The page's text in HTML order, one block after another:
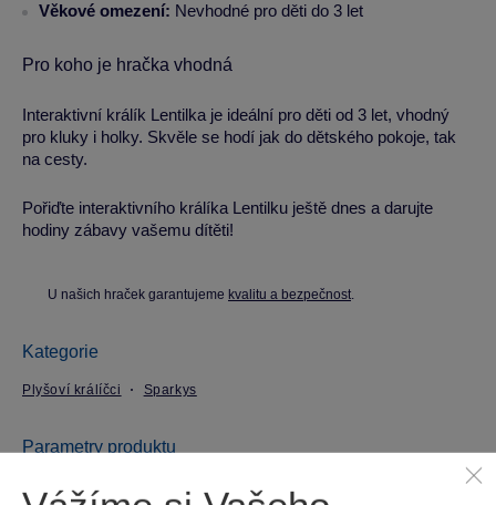
Věkové omezení: Nevhodné pro děti do 3 let
Pro koho je hračka vhodná
Interaktivní králík Lentilka je ideální pro děti od 3 let, vhodný
pro kluky i holky. Skvěle se hodí jak do dětského pokoje, tak
na cesty.
Pořiďte interaktivního králíka Lentilku ještě dnes a darujte
hodiny zábavy vašemu dítěti!
U našich hraček garantujeme kvalitu a bezpečnost.
Kategorie
Plyšoví králíčci Sparkys
Parametry produktu